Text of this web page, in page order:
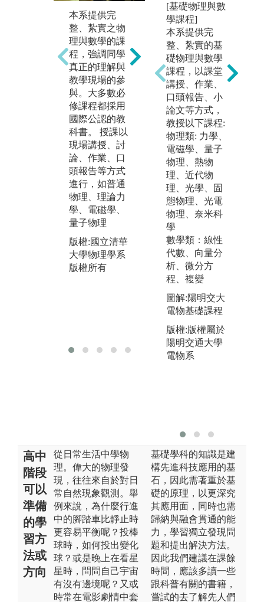
本系提供完
整、紮實之物
理與數學的課
程，強調同學
真正的理解與
教學現場的參
與。大多數必
修課程都採用
國際公認的教
科書。 授課以
現場講授、討
論、作業、口
頭報告等方式
進行，如普通
物理、理論力
學、電磁學、
量子物理
版權:國立清華
大學物理學系
版權所有
實驗課部分，
本系提供完整
的課程，以提
升學生動手做
物理的相關能
力。除了物理
系核心的實驗
課程，例如：
普通物理實
驗、實驗物理
應用電子學實
驗、近代物理
實驗、光學實
驗等教學實驗
課。
版權:國立清華
大學物理學系
版權所有
[基礎物理與數
學課程]
本系提供完
整、紮實的基
礎物理與數學
課程，以課堂
講授、作業、
口頭報告、小
論文等方式，
教授以下課程:
物理類: 力學、
電磁學、量子
物理、熱物
理、近代物
理、光學、固
態物理、光電
物理、奈米科
學
數學類：線性
代數、向量分
析、微分方
程、複變
圖解:陽明交大
電物基礎課程
版權:版權屬於
陽明交通大學
電物系
高中
階段
可以
準備
的學
習方
法或
方向
從日常生活中學物
理。偉大的物理發
現，往往來自於對日
常自然現象觀測。舉
例來說，為什麼行進
中的腳踏車比靜止時
更容易平衡呢？投棒
球時，如何投出變化
球？或是晚上在看星
星時，問問自己宇宙
有沒有邊境呢？又或
時常在電影劇情中套
基礎學科的知識是建
構先進科技應用的基
石，因此需著重於基
礎的原理，以更深究
其應用面，同時也需
歸納與融會貫通的能
力，學習獨立發現問
題和提出解決方法。
因此我們建議在課餘
時間，應該多讀一些
跟科普有關的書籍，
嘗試的去了解先人們